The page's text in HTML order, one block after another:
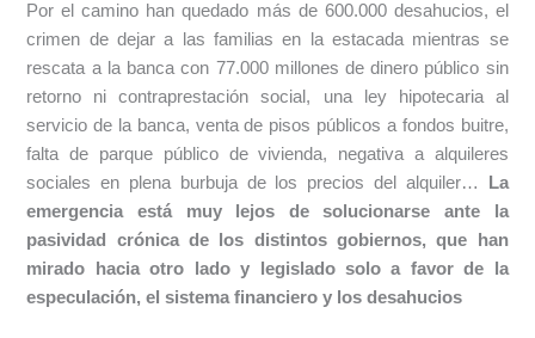
Por el camino han quedado más de 600.000 desahucios, el
crimen de dejar a las familias en la estacada mientras se
rescata a la banca con 77.000 millones de dinero público sin
retorno ni contraprestación social, una ley hipotecaria al
servicio de la banca, venta de pisos públicos a fondos buitre,
falta de parque público de vivienda, negativa a alquileres
sociales en plena burbuja de los precios del alquiler…
La
emergencia está muy lejos de solucionarse ante la
pasividad crónica de los distintos gobiernos, que han
mirado hacia otro lado y legislado solo a favor de la
especulación, el sistema financiero y los desahucios